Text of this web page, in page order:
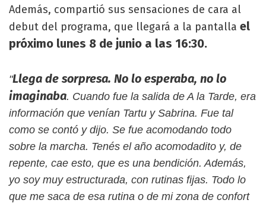
Además, compartió sus sensaciones de cara al
debut del programa, que llegará a la pantalla el
próximo lunes 8 de junio a las 16:30.
"Llega de sorpresa. No lo esperaba, no lo
imaginaba. Cuando fue la salida de A la Tarde, era
información que venían Tartu y Sabrina. Fue tal
como se contó y dijo. Se fue acomodando todo
sobre la marcha. Tenés el año acomodadito y, de
repente, cae esto, que es una bendición. Además,
yo soy muy estructurada, con rutinas fijas. Todo lo
que me saca de esa rutina o de mi zona de confort